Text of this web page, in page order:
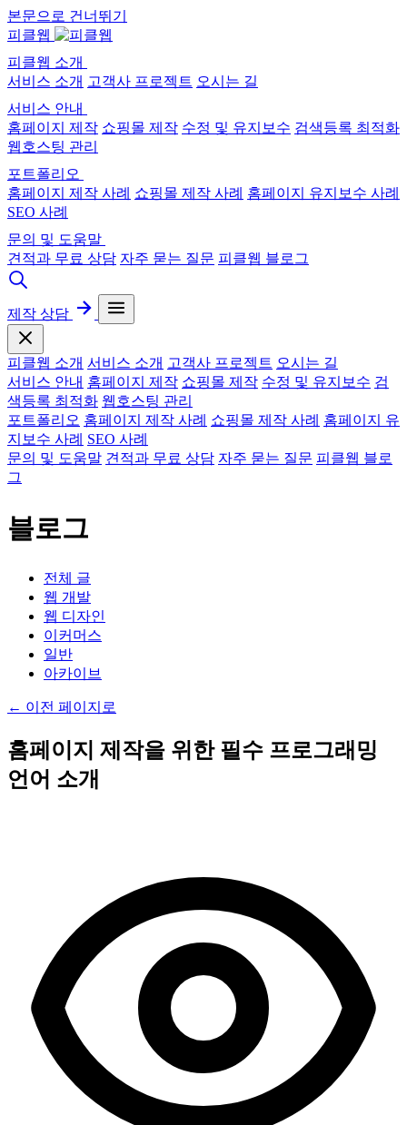
본문으로 건너뛰기
피클웹
피클웹 소개
서비스 소개 고객사 프로젝트 오시는 길
서비스 안내
홈페이지 제작 쇼핑몰 제작 수정 및 유지보수 검색등록 최적화
웹호스팅 관리
포트폴리오
홈페이지 제작 사례 쇼핑몰 제작 사례 홈페이지 유지보수 사례
SEO 사례
문의 및 도움말
견적과 무료 상담 자주 묻는 질문 피클웹 블로그
제작 상담
피클웹 소개 서비스 소개 고객사 프로젝트 오시는 길
서비스 안내 홈페이지 제작 쇼핑몰 제작 수정 및 유지보수 검
색등록 최적화 웹호스팅 관리
포트폴리오 홈페이지 제작 사례 쇼핑몰 제작 사례 홈페이지 유
지보수 사례 SEO 사례
문의 및 도움말 견적과 무료 상담 자주 묻는 질문 피클웹 블로
그
블로그
전체 글
웹 개발
웹 디자인
이커머스
일반
아카이브
← 이전 페이지로
홈페이지 제작을 위한 필수 프로그래밍
언어 소개